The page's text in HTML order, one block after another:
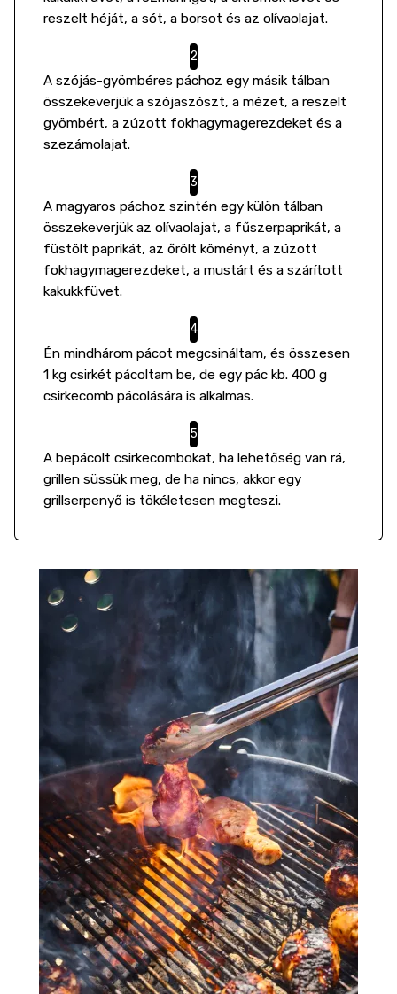
reszelt héját, a sót, a borsot és az olívaolajat.
A szójás-gyömbéres páchoz egy másik tálban
összekeverjük a szójaszószt, a mézet, a reszelt
gyömbért, a zúzott fokhagymagerezdeket és a
szezámolajat.
A magyaros páchoz szintén egy külön tálban
összekeverjük az olívaolajat, a fűszerpaprikát, a
füstölt paprikát, az őrölt köményt, a zúzott
fokhagymagerezdeket, a mustárt és a szárított
kakukkfüvet.
Én mindhárom pácot megcsináltam, és összesen
1 kg csirkét pácoltam be, de egy pác kb. 400 g
csirkecomb pácolására is alkalmas.
A bepácolt csirkecombokat, ha lehetőség van rá,
grillen süssük meg, de ha nincs, akkor egy
grillserpenyő is tökéletesen megteszi.